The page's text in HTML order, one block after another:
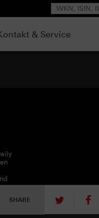
Suche
& Service
SHARE tweet